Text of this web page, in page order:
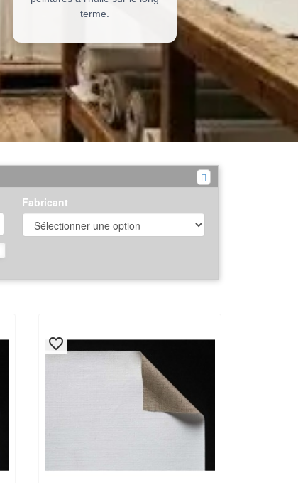
terme.
Fabricant
favorite_border
favorite_border